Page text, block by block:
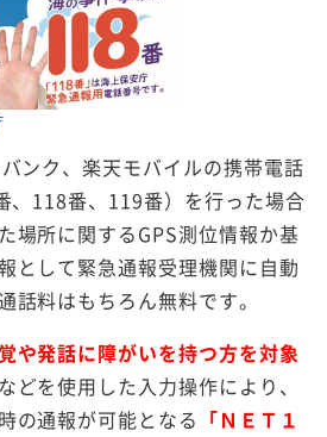
ンク、楽天モバイルの携帯電話
、118番、119番）を行った場合
場所に関するGPS測位情報か基
として緊急通報受理機関に自動
話料はもちろん無料です。
や発話に障がいを持つ方を対象
どを使用した入力操作により、
の通報が可能となる 「ＮＥＴ１